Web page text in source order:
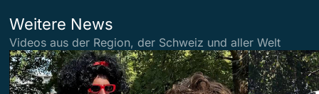
Weitere News
Videos aus der Region, der Schweiz und aller Welt